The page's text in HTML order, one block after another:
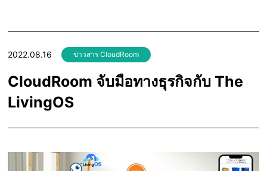
2022.08.16 ข่าวสาร CloudRoom
CloudRoom จับมือทางธุรกิจกับ The
LivingOS